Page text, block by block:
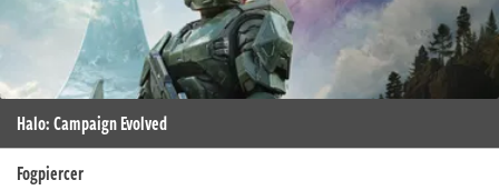
Halo: Campaign Evolved
Fogpiercer